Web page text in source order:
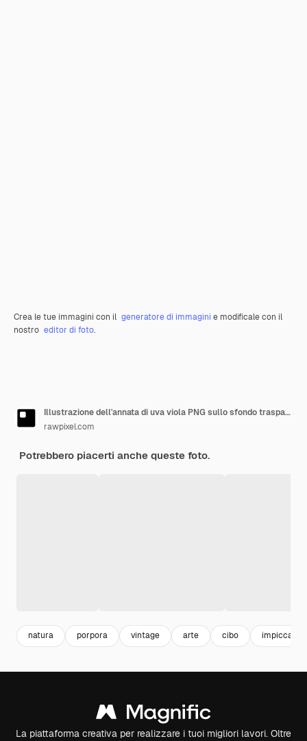
Crea le tue immagini con il generatore di immagini e modificale con il
nostro editor di foto.
Illustrazione dell'annata di uva viola PNG sullo sfondo trasparente
rawpixel.com
Potrebbero piacerti anche queste foto.
natura porpora vintage arte cibo
La piattaforma creativa per realizzare i tuoi migliori lavori. Oltre